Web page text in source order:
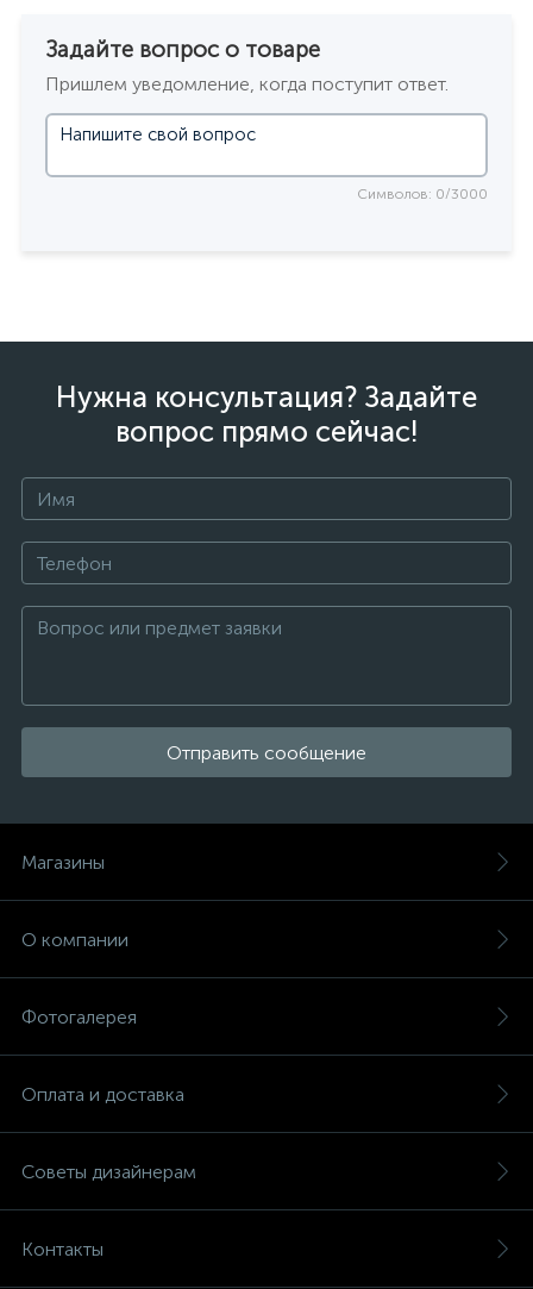
Задайте вопрос о товаре
Пришлем уведомление, когда поступит ответ.
Символов: 0/3000
Нужна консультация? Задайте
вопрос прямо сейчас!
Отправить сообщение
Магазины
О компании
Фотогалерея
Оплата и доставка
Советы дизайнерам
Контакты